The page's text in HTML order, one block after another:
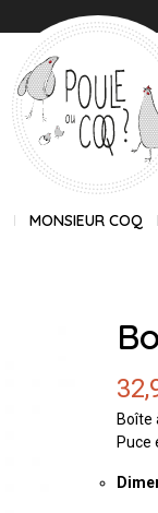
MONSIEUR COQ
Boîte
Puce